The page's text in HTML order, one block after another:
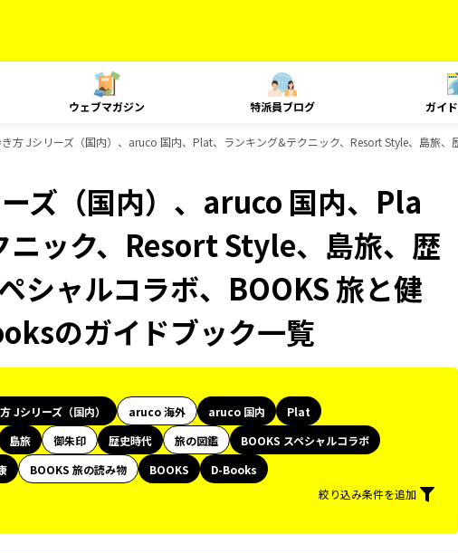
ウェブマガジン 特派員ブログ ガイ
方 Jシリーズ（国内）、aruco 国内、Plat、ランキング&テクニック、Resort Style、島旅、
ズ（国内）、aruco 国内、Pla
ック、Resort Style、島旅、歴
シャルコラボ、BOOKS 旅と健
のガイドブック一覧
Jシリーズ（国内） aruco 海外 aruco 国内
Plat
島旅 御朱印 歴史時代 旅の図鑑
BOOKS スペシャルコラボ
BOOKS 旅の読み物 BOOKS
D-Books
絞り込み条件を追加